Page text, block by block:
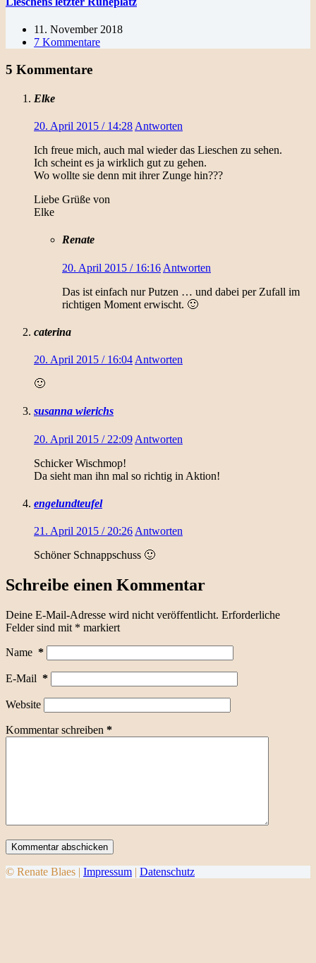
11. November 2018
7 Kommentare
5 Kommentare
Elke
20. April 2015 / 14:28 Antworten
Ich freue mich, auch mal wieder das Lieschen zu sehen.
Ich scheint es ja wirklich gut zu gehen.
Wo wollte sie denn mit ihrer Zunge hin???
Liebe Grüße von
Elke
Renate
20. April 2015 / 16:16 Antworten
Das ist einfach nur Putzen … und dabei per Zufall im
richtigen Moment erwischt. 🙂
caterina
20. April 2015 / 16:04 Antworten
🙂
susanna wierichs
20. April 2015 / 22:09 Antworten
Schicker Wischmop!
Da sieht man ihn mal so richtig in Aktion!
engelundteufel
21. April 2015 / 20:26 Antworten
Schöner Schnappschuss 🙂
Schreibe einen Kommentar
Deine E-Mail-Adresse wird nicht veröffentlicht. Erforderliche
Felder sind mit * markiert
Name *
E-Mail *
Website
Kommentar schreiben *
Kommentar abschicken
© Renate Blaes | Impressum | Datenschutz